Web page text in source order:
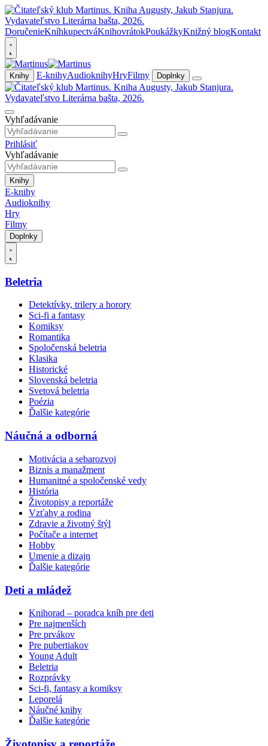
DoručenieKníhkupectváKnihovrátokPoukážkyKnižný blogKontakt
Knihy E-knihyAudioknihyHryFilmy Doplnky
Vyhľadávanie
Prihlásiť
Vyhľadávanie
Knihy
E-knihy
Audioknihy
Hry
Filmy
Doplnky
Beletria
Detektívky, trilery a horory
Sci-fi a fantasy
Komiksy
Romantika
Spoločenská beletria
Klasika
Historické
Slovenská beletria
Svetová beletria
Poézia
Ďalšie kategórie
Náučná a odborná
Motivácia a sebarozvoj
Biznis a manažment
Humanitné a spoločenské vedy
História
Životopisy a reportáže
Vzťahy a rodina
Zdravie a životný štýl
Počítače a internet
Hobby
Umenie a dizajn
Ďalšie kategórie
Deti a mládež
Knihorad – poradca kníh pre deti
Pre najmenších
Pre prvákov
Pre pubertiakov
Young Adult
Beletria
Rozprávky
Sci-fi, fantasy a komiksy
Leporelá
Náučné knihy
Ďalšie kategórie